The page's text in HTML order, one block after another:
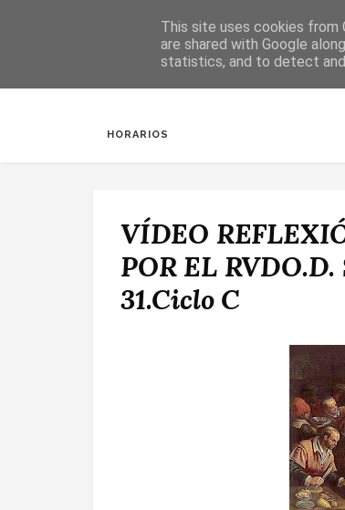
HORARIOS
VÍDEO
POR EL
31.Ciclo C
This site uses cookies from
are shared with Google
statistics, and to detect and